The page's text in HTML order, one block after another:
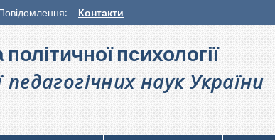
Контакти
психології
наук України